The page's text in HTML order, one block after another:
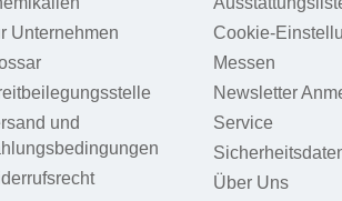
Unternehmen
und
Cookie-
Messen
Newsletter
Service
Über Uns